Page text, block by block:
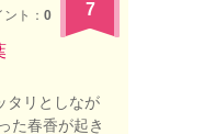
ト： 0 7
タリとしなが
た春香が起き